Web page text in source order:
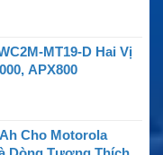
MT19-D Hai Vị
APX800
Cho Motorola